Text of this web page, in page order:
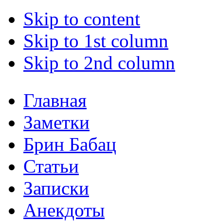
Skip to content
Skip to 1st column
Skip to 2nd column
Главная
Заметки
Брин Бабац
Статьи
Записки
Анекдоты